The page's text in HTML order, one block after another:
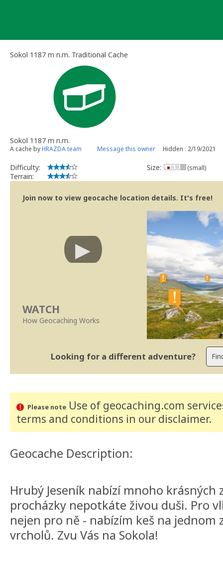
Sokol 1187 m n.m. Traditional Cache
Sokol 1187 m n.m.
A cache byHRAZDA team Message this owner Hidden : 2/19/2021
Difficulty:
Terrain:
Size: (small)
Join now to view geocache location details. It's free!
WATCH
How Geocaching Works
Looking for a different adventure?
Please noteUse of geocaching.com
terms and conditions in our disclaimer.
Geocache Description:
Hrubý Jeseník nabízí mnoho krásných
procházky nepotkáte živou duši. Pro
nejen pro ně - nabízím keš na jednom
vrcholů. Zvu Vás na Sokola!